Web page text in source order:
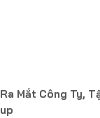
Mắt Công Ty,